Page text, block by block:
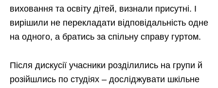
виховання та освіту дітей, визнали присутні. І
вирішили не перекладати відповідальність одне
на одного, а братись за спільну справу гуртом.
Після дискусії учасники розділились на групи й
розійшлись по студіях – досліджувати шкільне